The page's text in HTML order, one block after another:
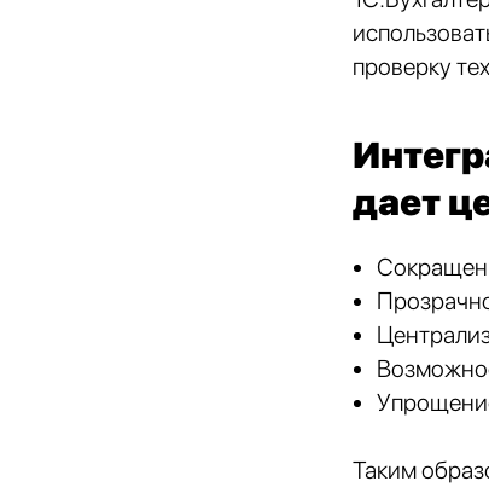
проверку
дает
Таким
Подобрать
специалиста?